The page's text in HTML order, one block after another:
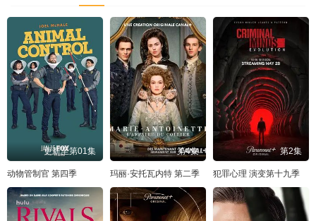
更新至第01集
动物管制官 第四季
第4集
玛丽·安托瓦内特 第二季
第2集
犯罪心理 演变第十九季